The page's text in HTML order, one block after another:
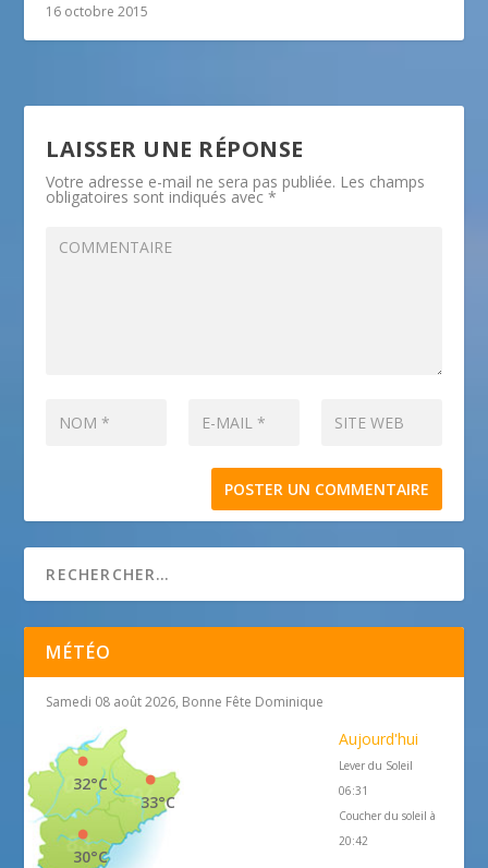
16 octobre 2015
LAISSER UNE RÉPONSE
Votre adresse e-mail ne sera pas publiée. Les champs
obligatoires sont indiqués avec*
MÉTÉO
Samedi 08 août 2026, Bonne Fête Dominique
33°C
32°C
30°C
Aujourd'hui
Lever du Soleil
06:31
Coucher du soleil à
20:42